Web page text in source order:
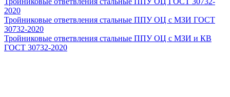
2020
Тройниковые ответвления стальные ППУ ОЦ с МЗИ ГОСТ
30732-2020
Тройниковые ответвления стальные ППУ ОЦ с МЗИ и КВ
ГОСТ 30732-2020